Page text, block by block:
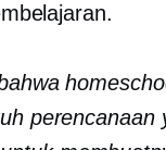
perencanaan